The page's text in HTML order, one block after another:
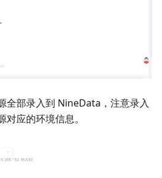
全部录入到 NineData，注意录入
应的环境信息。